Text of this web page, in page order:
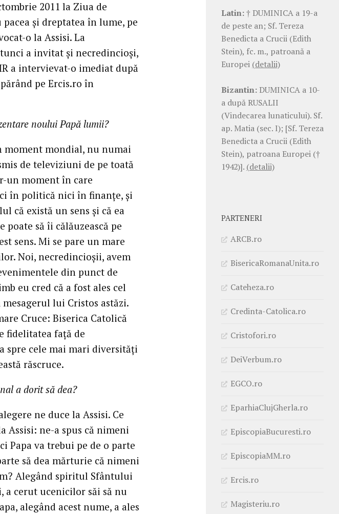
2011 la Ziua de
şi dreptatea în lume, pe
o la Assisi. La
a invitat şi necredincioşi,
a intervievat-o imediat după
pe Ercis.ro în
noului Papă lumii?
moment mondial, nu numai
de televiziuni de pe toată
un moment în care
în politică nici în finanţe, şi
că există un sens şi că ea
să îi călăuzească pe
sens. Mi se pare un mare
Noi, necredincioşii, avem
din punct de
eu cred că a fost ales cel
lui Cristos astăzi.
Cruce: Biserica Catolică
fidelitatea faţă de
spre cele mai mari diversităţi
răscruce.
a dorit să dea?
ne duce la Assisi. Ce
Assisi: ne-a spus că nimeni
Papa va trebui pe de o parte
să dea mărturie că nimeni
Alegând spiritul Sfântului
a cerut ucenicilor săi să nu
alegând acest nume, a ales
Latin:† DUMINICA a 19-a
de peste an; Sf. Tereza
Benedicta a Crucii (Edith
Stein), fc. m., patroană a
Europei (detalii)
Bizantin: DUMINICA a 10-
a după RUSALII
(Vindecarea lunaticului). Sf.
ap. Matia (sec. I); [Sf. Tereza
Benedicta a Crucii (Edith
Stein), patroana Europei (†
1942)]. (detalii)
PARTENERI
ARCB.ro
BisericaRomanaUnita.ro
Cateheza.ro
Credinta-Catolica.ro
Cristofori.ro
DeiVerbum.ro
EGCO.ro
EparhiaClujGherla.ro
EpiscopiaBucuresti.ro
EpiscopiaMM.ro
Ercis.ro
Magisteriu.ro